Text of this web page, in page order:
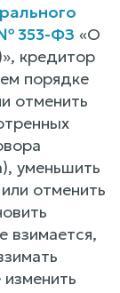
№ 353-ФЗ «О
кредитор
порядке
отменить
уменьшить
отменить
взимается,